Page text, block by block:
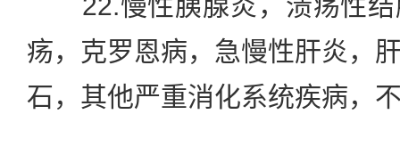
疡，克罗恩病，急慢性肝炎，
石，其他严重消化系统疾病，